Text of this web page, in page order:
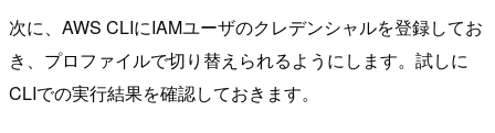
次に、AWS CLIにIAMユーザのクレデンシャルを登録してお
き、プロファイルで切り替えられるようにします。試しに
CLIでの実行結果を確認しておきます。